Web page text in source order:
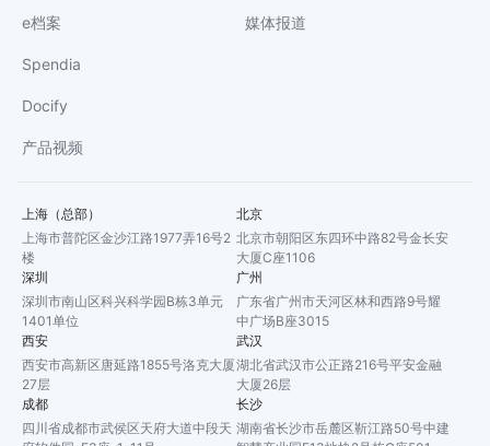
e档案
Spendia
Docify
产品视频
媒体报道
上海（总部）
上海市普陀区金沙江路1977弄16号2
楼
北京
北京市朝阳区东四环中路82号金长安
大厦C座1106
深圳
深圳市南山区科兴科学园B栋3单元
1401单位
广州
广东省广州市天河区林和西路9号耀
中广场B座3015
西安
西安市高新区唐延路1855号洛克大厦
27层
武汉
湖北省武汉市公正路216号平安金融
大厦26层
成都
四川省成都市武侯区天府大道中段天
长沙
湖南省长沙市岳麓区靳江路50号中建